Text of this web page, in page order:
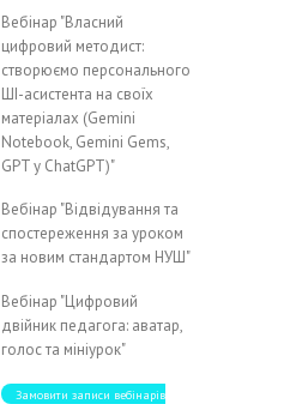
Вебінар "Власний
цифровий методист:
створюємо персонального
ШІ-асистента на своїх
матеріалах (Gemini
Notebook, Gemini Gems,
GPT у ChatGPT)"
Вебінар "Відвідування та
спостереження за уроком
за новим стандартом НУШ"
Вебінар "Цифровий
двійник педагога: аватар,
голос та мініурок"
Замовити записи вебінарів